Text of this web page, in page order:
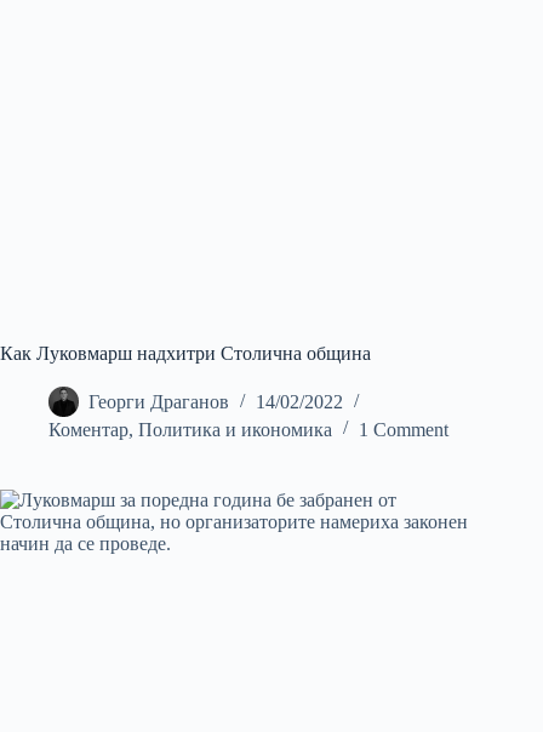
Как Луковмарш надхитри Столична община
Георги Драганов
14/02/2022
Коментар, Политика и икономика 1 Comment